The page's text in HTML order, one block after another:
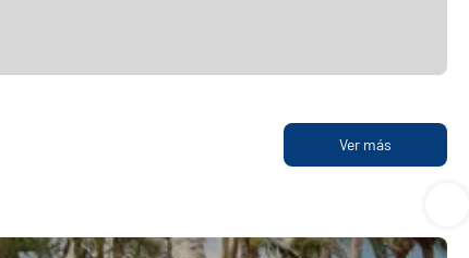
Ver más